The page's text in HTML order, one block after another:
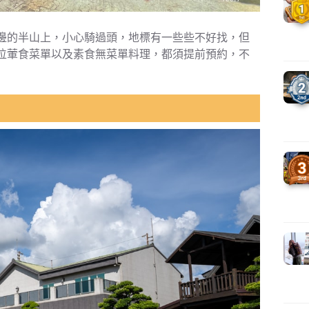
半山上，小心騎過頭，地標有一些些不好找，但
食菜單以及素食無菜單料理，都須提前預約，不